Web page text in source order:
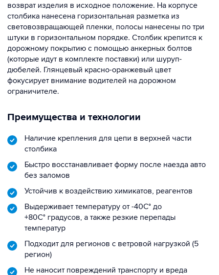
возврат изделия в исходное положение. На корпусе
столбика нанесена горизонтальная разметка из
световозвращающей пленки, полосы нанесены по три
штуки в горизонтальном порядке. Столбик крепится к
дорожному покрытию с помощью анкерных болтов
(которые идут в комплекте поставки) или шуруп-
дюбелей. Глянцевый красно-оранжевый цвет
фокусирует внимание водителей на дорожном
ограничителе.
Преимущества и технологии
Наличие крепления для цепи в верхней части
столбика
Быстро восстанавливает форму после наезда авто
без заломов
Устойчив к воздействию химикатов, реагентов
Выдерживает температуру от -40С° до
+80С° градусов, а также резкие перепады
температур
Подходит для регионов с ветровой нагрузкой (5
регион)
Не наносит повреждений транспорту и вреда